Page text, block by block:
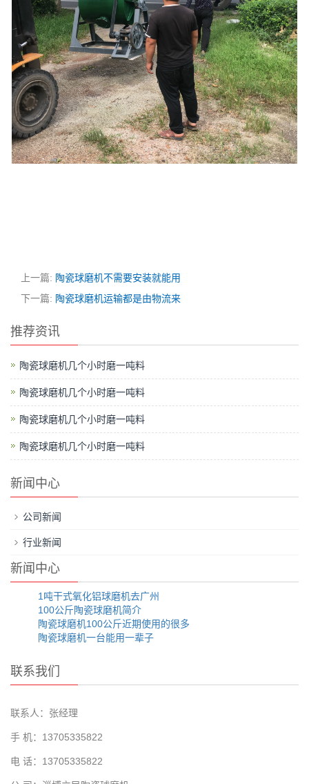
上一篇: 陶瓷球磨机不需要安装就能用
下一篇: 陶瓷球磨机运输都是由物流来
推荐资讯
陶瓷球磨机几个小时磨一吨料
陶瓷球磨机几个小时磨一吨料
陶瓷球磨机几个小时磨一吨料
陶瓷球磨机几个小时磨一吨料
新闻中心
公司新闻
行业新闻
新闻中心
1吨干式氧化铝球磨机去广州
100公斤陶瓷球磨机简介
陶瓷球磨机100公斤近期使用的很多
陶瓷球磨机一台能用一辈子
联系我们
联系人：张经理
手 机：13705335822
电 话：13705335822